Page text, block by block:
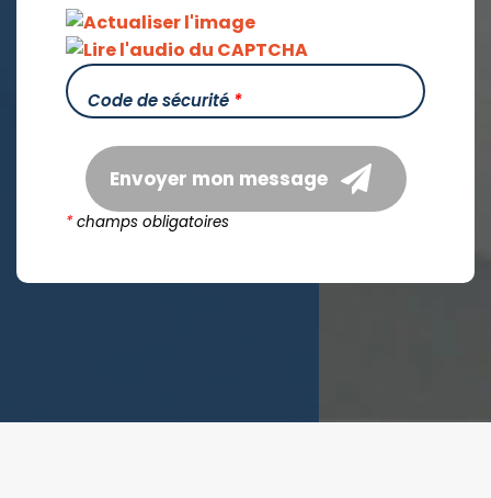
Code de sécurité *
Envoyer mon message
*champs obligatoires